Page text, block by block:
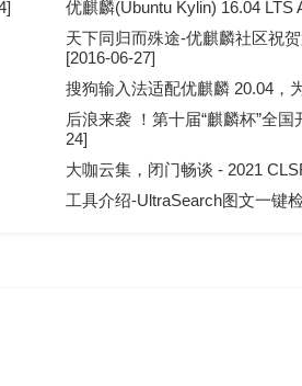
优麒麟(Ubuntu Kylin) 16.04 LTS
天下同归而殊途-优麒麟社区祝
[2016-06-27]
搜狗输入法适配优麒麟 20.04，
后浪来袭 ！第十届“麒麟杯”全
24]
大咖云集，闭门畅谈 - 2021
工具介绍-UltraSearch图文一键